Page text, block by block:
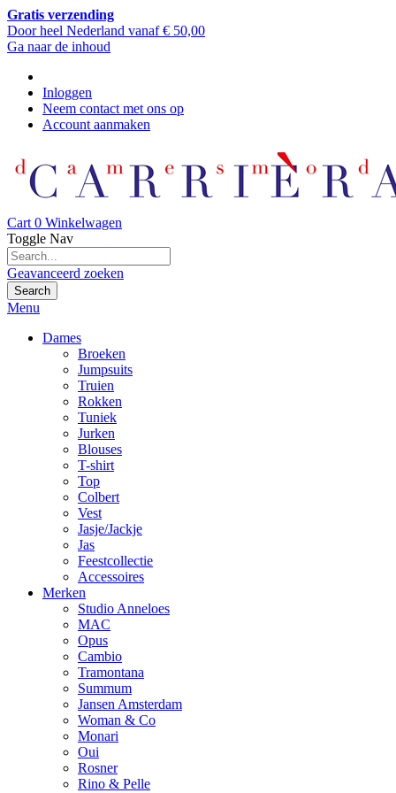
Gratis verzending
Door heel Nederland vanaf € 50,00
Ga naar de inhoud
Inloggen
Neem contact met ons op
Account aanmaken
Cart 0 Winkelwagen
Toggle Nav
Geavanceerd zoeken
Search
Menu
Dames
Broeken
Jumpsuits
Truien
Rokken
Tuniek
Jurken
Blouses
T-shirt
Top
Colbert
Vest
Jasje/Jackje
Jas
Feestcollectie
Accessoires
Merken
Studio Anneloes
MAC
Opus
Cambio
Tramontana
Summum
Jansen Amsterdam
Woman & Co
Monari
Oui
Rosner
Rino & Pelle